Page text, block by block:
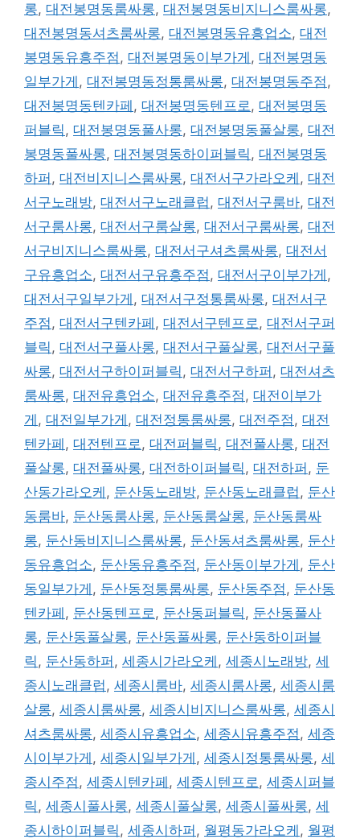
롱, 대전봉명동룸싸롱, 대전봉명동비지니스룸싸롱,
대전봉명동셔츠룸싸롱, 대전봉명동유흥업소, 대전
봉명동유흥주점, 대전봉명동이부가게 , 대전봉명동
일부가게 , 대전봉명동정통룸싸롱, 대전봉명동주점,
대전봉명동텐카페 , 대전봉명동텐프로, 대전봉명동
퍼블릭, 대전봉명동풀사롱, 대전봉명동풀살롱, 대전
봉명동풀싸롱, 대전봉명동하이퍼블릭, 대전봉명동
하퍼 , 대전비지니스룸싸롱, 대전서구가라오케 , 대전
서구노래방, 대전서구노래클럽, 대전서구룸바, 대전
서구룸사롱, 대전서구룸살롱, 대전서구룸싸롱, 대전
서구비지니스룸싸롱, 대전서구셔츠룸싸롱, 대전서
구유흥업소, 대전서구유흥주점, 대전서구이부가게 ,
대전서구일부가게 , 대전서구정통룸싸롱, 대전서구
주점, 대전서구텐카페 , 대전서구텐프로, 대전서구퍼
블릭, 대전서구풀사롱, 대전서구풀살롱, 대전서구풀
싸롱, 대전서구하이퍼블릭, 대전서구하퍼 , 대전셔츠
룸싸롱, 대전유흥업소, 대전유흥주점, 대전이부가
게 , 대전일부가게 , 대전정통룸싸롱, 대전주점, 대전
텐카페 , 대전텐프로, 대전퍼블릭, 대전풀사롱, 대전
풀살롱, 대전풀싸롱, 대전하이퍼블릭, 대전하퍼 , 둔
산동가라오케 , 둔산동노래방, 둔산동노래클럽, 둔산
동룸바, 둔산동룸사롱, 둔산동룸살롱, 둔산동룸싸
롱, 둔산동비지니스룸싸롱, 둔산동셔츠룸싸롱, 둔산
동유흥업소, 둔산동유흥주점, 둔산동이부가게 , 둔산
동일부가게 , 둔산동정통룸싸롱, 둔산동주점, 둔산동
텐카페 , 둔산동텐프로, 둔산동퍼블릭, 둔산동풀사
롱, 둔산동풀살롱, 둔산동풀싸롱, 둔산동하이퍼블
릭, 둔산동하퍼 , 세종시가라오케 , 세종시노래방, 세
종시노래클럽, 세종시룸바, 세종시룸사롱, 세종시룸
살롱, 세종시룸싸롱, 세종시비지니스룸싸롱, 세종시
셔츠룸싸롱, 세종시유흥업소, 세종시유흥주점, 세종
시이부가게 , 세종시일부가게 , 세종시정통룸싸롱, 세
종시주점, 세종시텐카페 , 세종시텐프로, 세종시퍼블
릭, 세종시풀사롱, 세종시풀살롱, 세종시풀싸롱, 세
종시하이퍼블릭, 세종시하퍼 , 월평동가라오케 , 월평